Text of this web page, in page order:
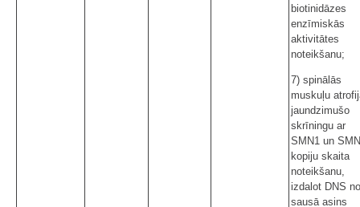
biotinidāzes
enzīmiskās
aktivitātes
noteikšanu;
7) spinālās
muskuļu
jaundzimušo
skrīningu ar
SMN1 un
kopiju skaita
noteikšanu,
izdalot DNS no
sausā asins